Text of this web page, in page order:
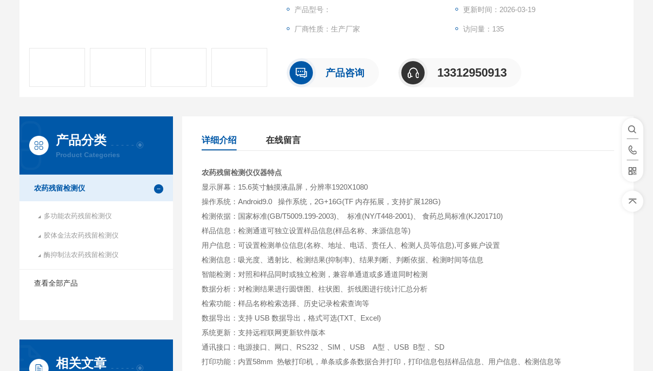
产品型号： 更新时间：2026-03-19
厂商性质：生产厂家 访问量：135
产品咨询 13312950913
产品分类
Product Categories
农药残留检测仪
多功能农药残留检测仪
胶体金法农药残留检测仪
酶抑制法农药残留检测仪
查看全部产品
相关文章
详细介绍 在线留言
农药残留检测仪仪器特点
显示屏幕：15.6英寸触摸液晶屏，分辨率1920X1080
操作系统：Android9.0 操作系统，2G+16G(TF 内存拓展，支持扩展128G)
检测依据：国家标准(GB/T5009.199-2003)、 标准(NY/T448-2001)、 食药总局标准(KJ201710)
样品信息：检测通道可独立设置样品信息(样品名称、来源信息等)
用户信息：可设置检测单位信息(名称、地址、电话、责任人、检测人员等信息),可多账户设置
检测信息：吸光度、透射比、检测结果(抑制率)、结果判断、判断依据、检测时间等信息
智能检测：对照和样品同时或独立检测，兼容单通道或多通道同时检测
数据分析：对检测结果进行圆饼图、柱状图、折线图进行统计汇总分析
检索功能：样品名称检索选择、历史记录检索查询等
数据导出：支持 USB 数据导出，格式可选(TXT、Excel)
系统更新：支持远程联网更新软件版本
通讯接口：电源接口、网口、RS232 、SIM 、USB A型 、USB B型 、SD
打印功能：内置58mm 热敏打印机，单条或多条数据合并打印，打印信息包括样品信息、用户信息、检测信息等